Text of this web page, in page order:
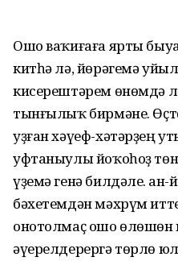
Ошо ваҡиғаға ярты
китһә лә, йөрәгемә
кисерештәрем өнөмдә
тынғылыҡ бирмәне.
уҙған хәүеф-хәтәрҙең
уфтаныулы йоҡоһоҙ
үҙемә генә билдәле.
бәхетемдән мәхрүм
онотолмаҫ ошо өлөшөн
әүерелдерергә төрлө